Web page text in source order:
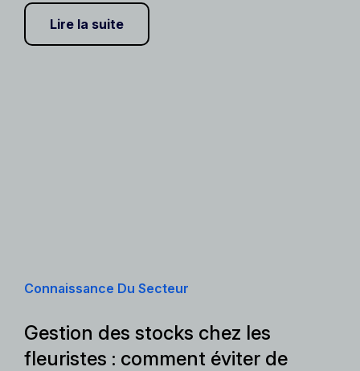
Lire la suite
Connaissance Du Secteur
Gestion des stocks chez les
fleuristes : comment éviter de